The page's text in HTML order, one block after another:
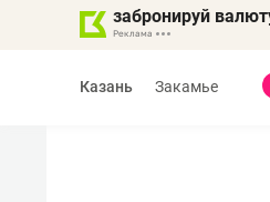
забронируй
Казань Закамье